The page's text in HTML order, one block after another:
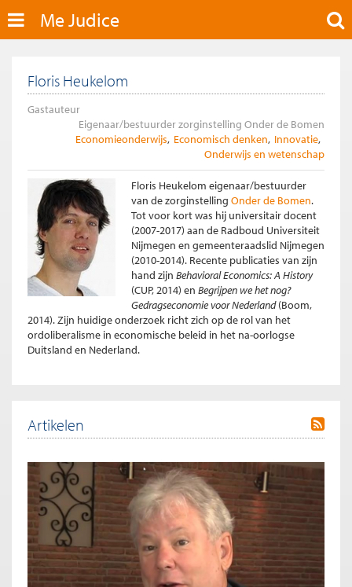
Me Judice
Floris Heukelom
Gastauteur
Eigenaar/bestuurder zorginstelling Onder de Bomen
Economieonderwijs Economisch denken Innovatie
Onderwijs en wetenschap
Floris Heukelom eigenaar/bestuurder
van de zorginstelling Onder de Bomen.
Tot voor kort was hij universitair docent
(2007-2017) aan de Radboud Universiteit
Nijmegen en gemeenteraadslid Nijmegen
(2010-2014). Recente publicaties van zijn
hand zijn Behavioral Economics: A History
(CUP, 2014) en Begrijpen we het nog?
Gedragseconomie voor Nederland(Boom,
2014). Zijn huidige onderzoek richt zich op de rol van het
ordoliberalisme in economische beleid in het na-oorlogse
Duitsland en Nederland.
Artikelen